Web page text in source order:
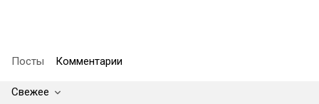
Посты Комментарии
Свежее